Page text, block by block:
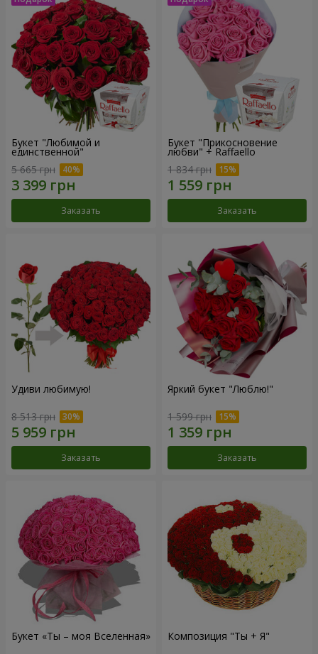
Букет "Любимой и
единственной"
5 665 грн
Заказать
Букет "Прикосновение
любви" + Raffaello
1 834 грн
Заказать
Удиви любимую!
8 513 грн
Заказать
Яркий букет "Люблю!"
1 599 грн
Заказать
Букет «Ты – моя Вселенная» Композиция "Ты + Я"